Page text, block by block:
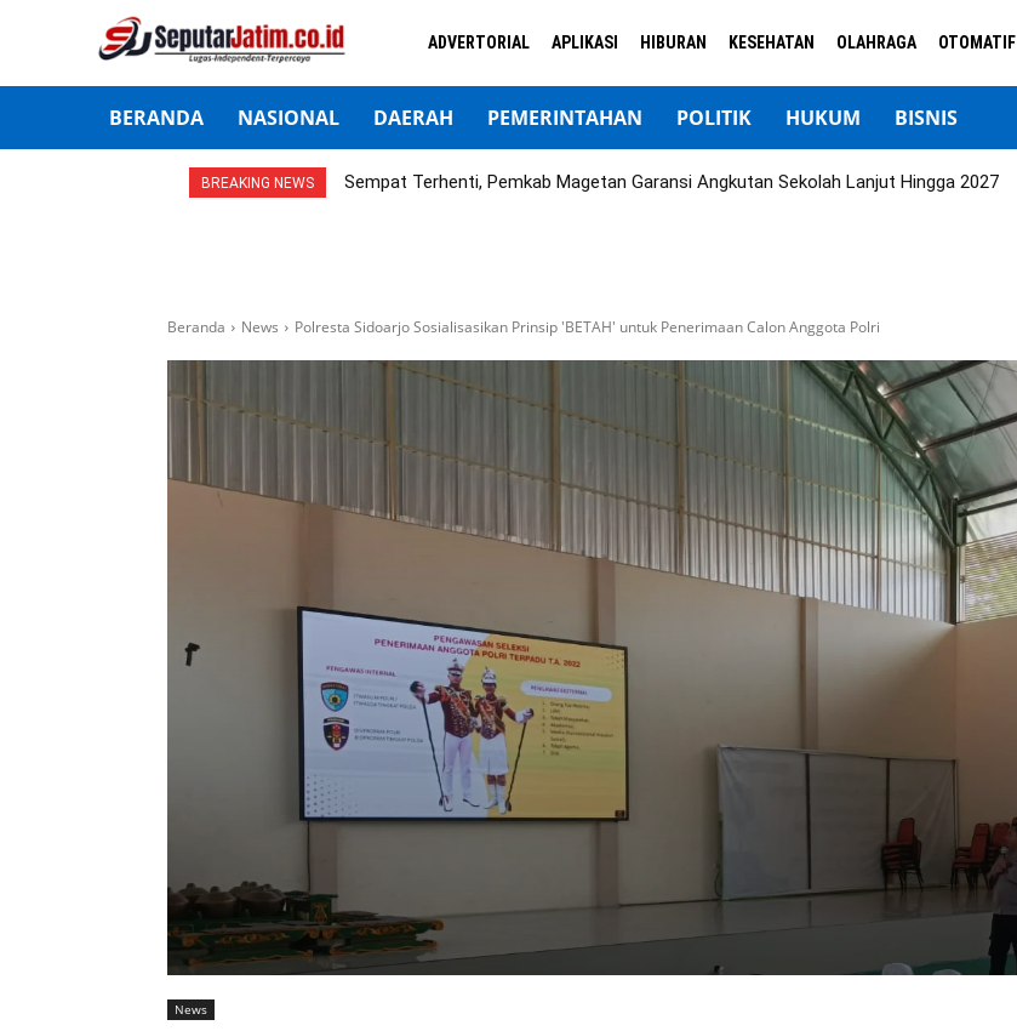
ADVERTORIAL APLIKASI HIBURAN KESEHATAN OLAHRAGA OTOMATIF
BERANDA NASIONAL DAERAH PEMERINTAHAN POLITIK HUKUM BISNIS
BREAKING NEWS Sempat Terhenti, Pemkab Magetan Garansi Angkutan Sekolah Lanjut Hingga 2027
Beranda News Polresta Sidoarjo Sosialisasikan Prinsip 'BETAH' untuk Penerimaan Calon Anggota Polri
News